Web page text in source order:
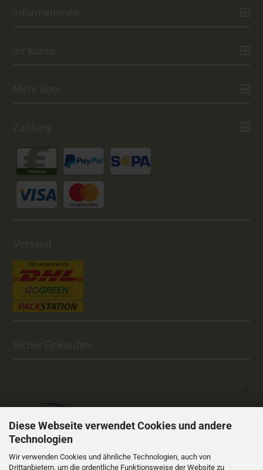
Diese Webseite verwendet Cookies und andere
Technologien
Wir verwenden Cookies und ähnliche Technologien, auch von
Drittanbietern, um die ordentliche Funktionsweise der Website zu